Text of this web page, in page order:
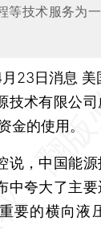
等技术服务为
日消息 美
技术有限公
金的使用。
，中国能源
中夸大了主
要的横向液